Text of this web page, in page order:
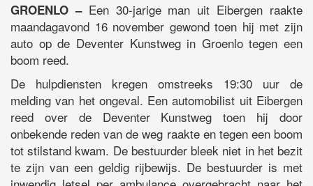
GROENLO – Een 30-jarige man uit Eibergen raakte
maandagavond 16 november gewond toen hij met zijn
auto op de Deventer Kunstweg in Groenlo tegen een
boom reed.
De hulpdiensten kregen omstreeks 19:30 uur de
melding van het ongeval. Een automobilist uit Eibergen
reed over de Deventer Kunstweg toen hij door
onbekende reden van de weg raakte en tegen een boom
tot stilstand kwam. De bestuurder bleek niet in het bezit
te zijn van een geldig rijbewijs. De bestuurder is met